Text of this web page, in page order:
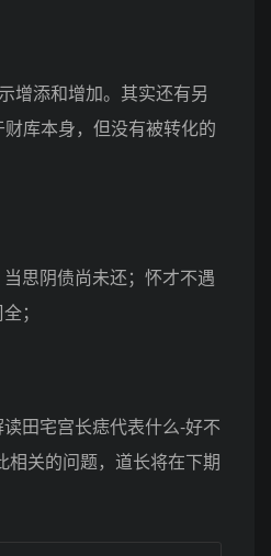
添和增加。其实还有另
库本身，但没有被转化的
思阴债尚未还；怀才不遇
；
田宅宫长痣代表什么-好不
相关的问题，道长将在下期